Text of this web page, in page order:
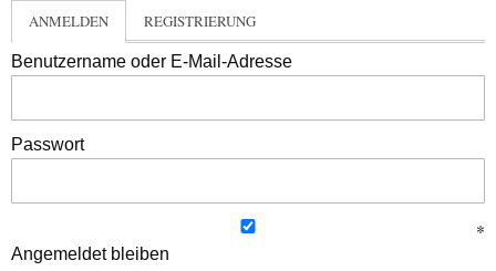
ANMELDEN REGISTRIERUNG
Benutzername oder E-Mail-Adresse
Passwort
Angemeldet bleiben